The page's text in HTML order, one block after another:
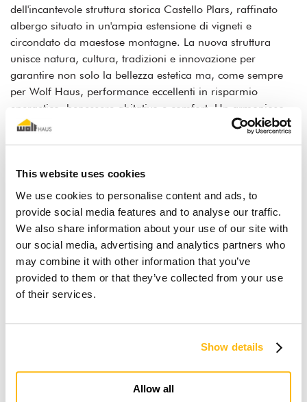
This website uses cookies
We use cookies to personalise content and ads, to
provide social media features and to analyse our traffic.
We also share information about your use of our site with
our social media, advertising and analytics partners who
may combine it with other information that you’ve
provided to them or that they’ve collected from your use
of their services.
Show details
Allow all
dell'incantevole struttura storica Castello Plars, raffinato
albergo situato in un'ampia estensione di vigneti e
circondato da maestose montagne. La nuova struttura
unisce natura, cultura, tradizioni e innovazione per
garantire non solo la bellezza estetica ma, come sempre
per Wolf Haus, performance eccellenti in risparmio
energetico, benessere abitativo e comfort. Un armonioso
connubio, ispirato dal suggestivo sentiero d'acqua di
rileggendole secondo una forma contemporanea.
realizzazione "chiavi in mano" da parte di WOLF HAUS è
stata completata in un tempo record di soli 2,5 mesi di
cantiere.
Fertigteilhaus